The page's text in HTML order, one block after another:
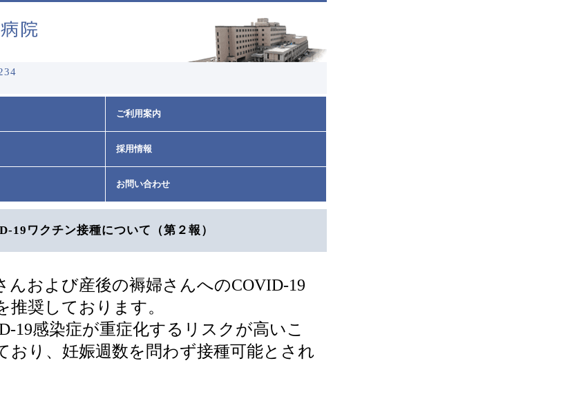
ご利用案内
採用情報
お問い合わせ
19ワクチン接種について（第２報）
んおよび産後の褥婦さんへのCOVID-19
推奨しております。
19感染症が重症化するリスクが高いこ
おり、妊娠週数を問わず接種可能とされ